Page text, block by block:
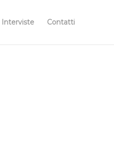
Interviste Contatti